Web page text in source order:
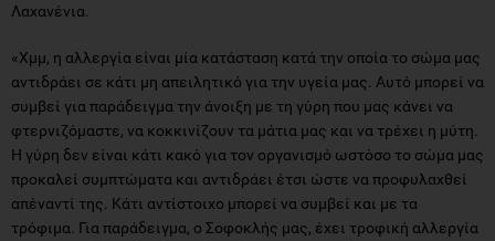
Λαχανένια.
«Χμμ, η αλλεργία είναι μία κατάσταση κατά την οποία το σώμα μας
αντιδράει σε κάτι μη απειλητικό για την υγεία μας. Αυτό μπορεί να
συμβεί για παράδειγμα την άνοιξη με τη γύρη που μας κάνει να
φτερνιζόμαστε, να κοκκινίζουν τα μάτια μας και να τρέχει η μύτη.
Η γύρη δεν είναι κάτι κακό για τον οργανισμό ωστόσο το σώμα μας
προκαλεί συμπτώματα και αντιδράει έτσι ώστε να προφυλαχθεί
απέναντί της. Κάτι αντίστοιχο μπορεί να συμβεί και με τα
τρόφιμα. Για παράδειγμα, ο Σοφοκλής μας, έχει τροφική αλλεργία